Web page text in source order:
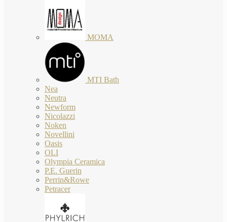
MOMA
MTI Bath
Nea
Neutra
Newform
Nicolazzi
Noken
Novellini
Oasis
OLI
Olympia Ceramica
P.E. Guerin
Perrin&Rowe
Petracer